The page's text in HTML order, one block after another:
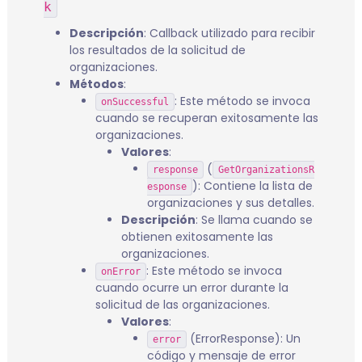
k
Descripción: Callback utilizado para recibir
los resultados de la solicitud de
organizaciones.
Métodos:
onSuccessful
: Este método se invoca
cuando se recuperan exitosamente las
organizaciones.
Valores:
response (
GetOrganizationsR
esponse ): Contiene la lista de
organizaciones y sus detalles.
Descripción: Se llama cuando se
obtienen exitosamente las
organizaciones.
onError : Este método se invoca
cuando ocurre un error durante la
solicitud de las organizaciones.
Valores:
error
(ErrorResponse): Un
código y mensaje de error